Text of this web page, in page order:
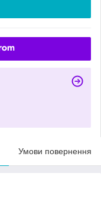
Умови повернення